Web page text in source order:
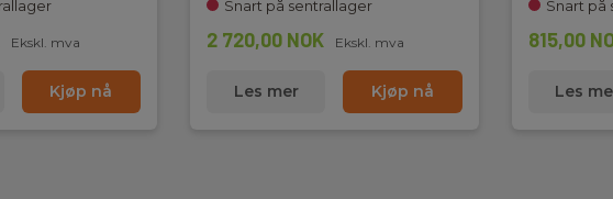
Ekskl. mva
Kjøp nå
Snart på sentrallager
2 720,00 NOK Ekskl. mva
Les mer Kjøp nå
Snart på
815,00
Les